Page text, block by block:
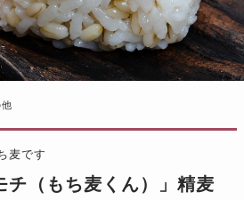
麦です
チ（もち麦くん）」精麦